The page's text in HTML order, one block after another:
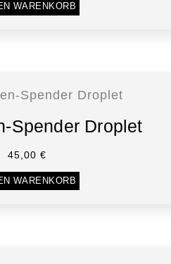
WARENKORB
Spender Droplet
45,00 €
WARENKORB